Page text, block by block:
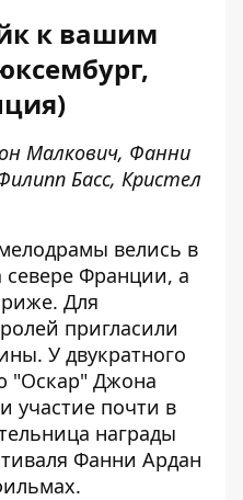
к вашим
Малкович, Фанни
Басс, Кристел
велись в
севере Франции, а
Для
пригласили
У двукратного
"Оскар" Джона
участие почти в
награды
Фанни Ардан